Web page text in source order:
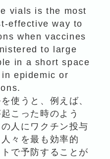
vials is the most
effective way to
when vaccines
to large
in a short space
epidemic or
使うと、例えば、
こった時のよう
人にワクチン投与
々を最も効率的
で予防することが